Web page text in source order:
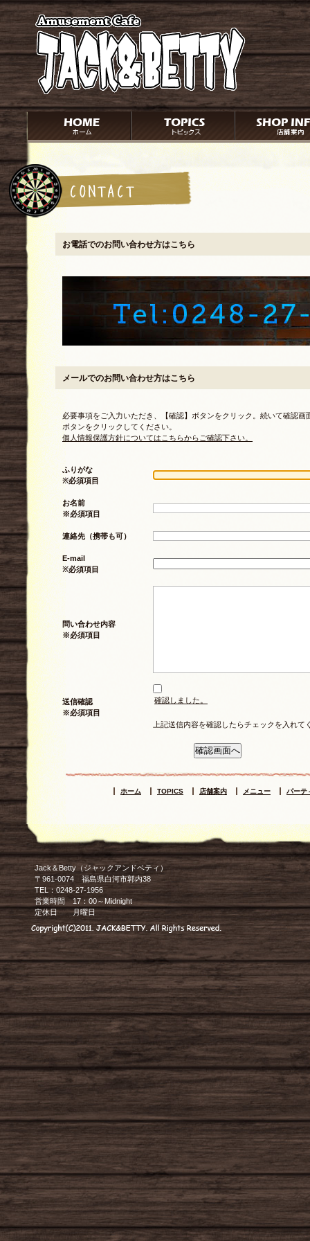
お電話でのお問い合わせ方はこちら
メールでのお問い合わせ方はこちら
必要事項をご入力いただき、【確認】ボタンをクリック。続いて確認
ボタンをクリックしてください。
個人情報保護方針についてはこちらからご確認下さい。
ふりがな
※必須項目
お名前
※必須項目
連絡先（携帯も可）
E-mail
※必須項目
問い合わせ内容
※必須項目
送信確認
※必須項目
確認しました。
上記送信内容を確認したらチェックを入れて
ホーム TOPICS 店舗案内 メニュー パーテ
Jack＆Betty（ジャックアンドベティ）
〒961-0074 福島県白河市郭内38
TEL：0248-27-1956
営業時間 17：00～Midnight
定休日 月曜日